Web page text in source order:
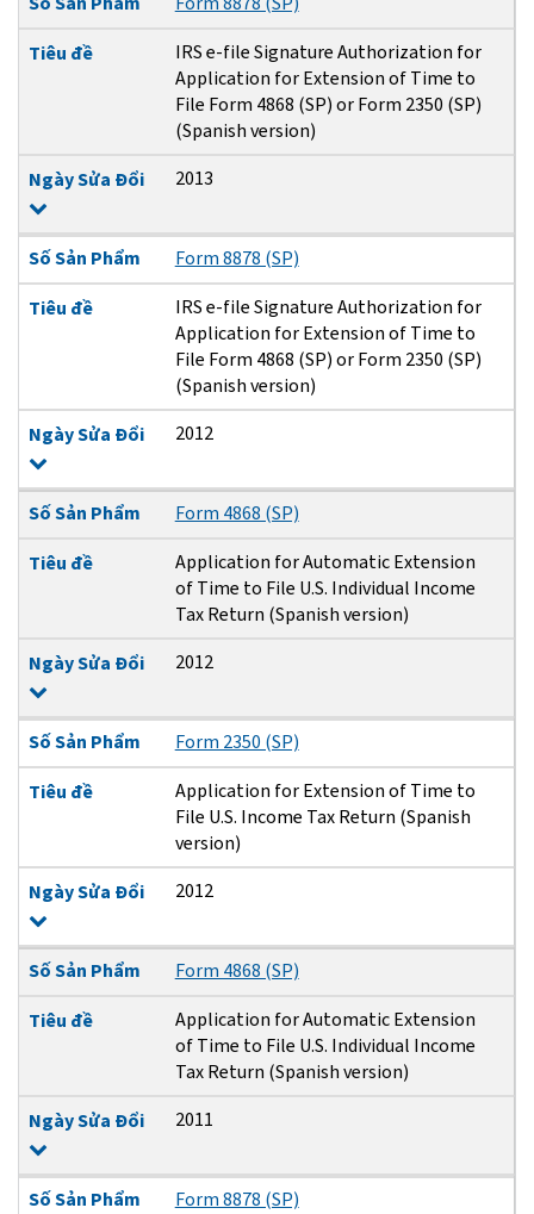
Tiêu đề
IRS e-file Signature Authorization for
Application for Extension of Time to
File Form 4868 (SP) or Form 2350 (SP)
(Spanish version)
Ngày Sửa Đổi
2013
Số Sản Phẩm
Form 8878 (SP)
Tiêu đề
IRS e-file Signature Authorization for
Application for Extension of Time to
File Form 4868 (SP) or Form 2350 (SP)
(Spanish version)
Ngày Sửa Đổi
2012
Số Sản Phẩm
Form 4868 (SP)
Tiêu đề
Application for Automatic Extension
of Time to File U.S. Individual Income
Tax Return (Spanish version)
Ngày Sửa Đổi
2012
Số Sản Phẩm
Form 2350 (SP)
Tiêu đề
Application for Extension of Time to
File U.S. Income Tax Return (Spanish
version)
Ngày Sửa Đổi
2012
Số Sản Phẩm
Form 4868 (SP)
Tiêu đề
Application for Automatic Extension
of Time to File U.S. Individual Income
Tax Return (Spanish version)
Ngày Sửa Đổi
2011
Số Sản Phẩm
Form 8878 (SP)